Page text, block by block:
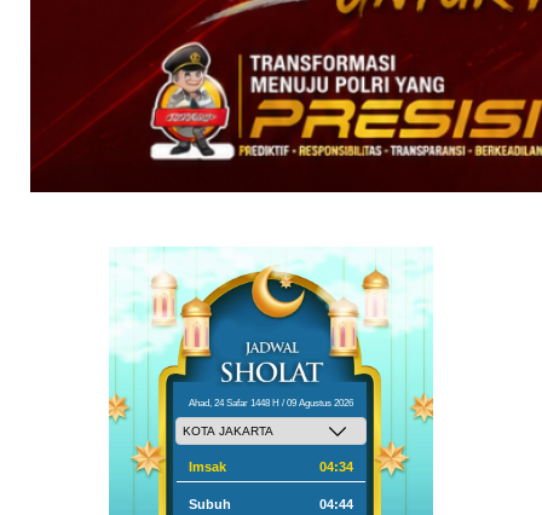
Ahad, 24 Safar 1448 H / 09 Agustus 2026
Imsak 04:34
Subuh 04:44